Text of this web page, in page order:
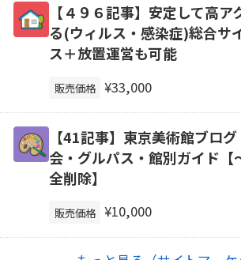
【４９６記事】安定して高
る(ウィルス・感染症)総合サ
ス＋放置運営も可能
販売価格 ¥33,000
【41記事】東京美術館ブロ
会・グルパス・館別ガイド【
全削除】
販売価格 ¥10,000